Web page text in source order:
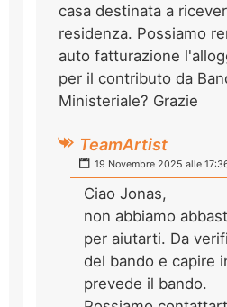
casa destinata a
residenza. Possiamo
auto fatturazione
per il contributo da
Ministeriale? Grazie
TeamArtist
19 Novembre 2025 alle
Ciao Jonas,
non abbiamo
per aiutarti. Da
del bando e capire
prevede il bando.